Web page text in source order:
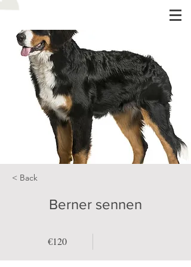
< Back
Berner sennen
€120